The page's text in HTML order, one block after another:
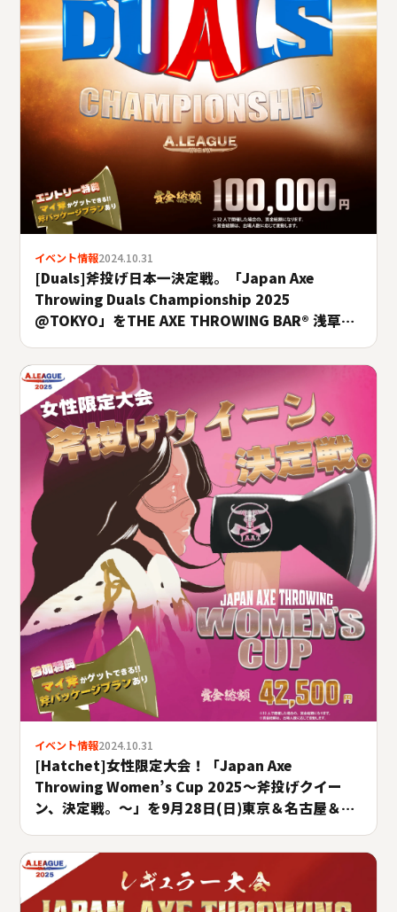
イベント情報2024.10.31
[Duals]斧投げ日本一決定戦。「Japan Axe
Throwing Duals Championship 2025
@TOKYO」をTHE AXE THROWING BAR®︎ 浅草店
イベント情報2024.10.31
[Hatchet]女性限定大会！「Japan Axe
Throwing Women’s Cup 2025〜斧投げクイー
ン、決定戦。〜」を9月28日(日)東京＆名古屋＆大